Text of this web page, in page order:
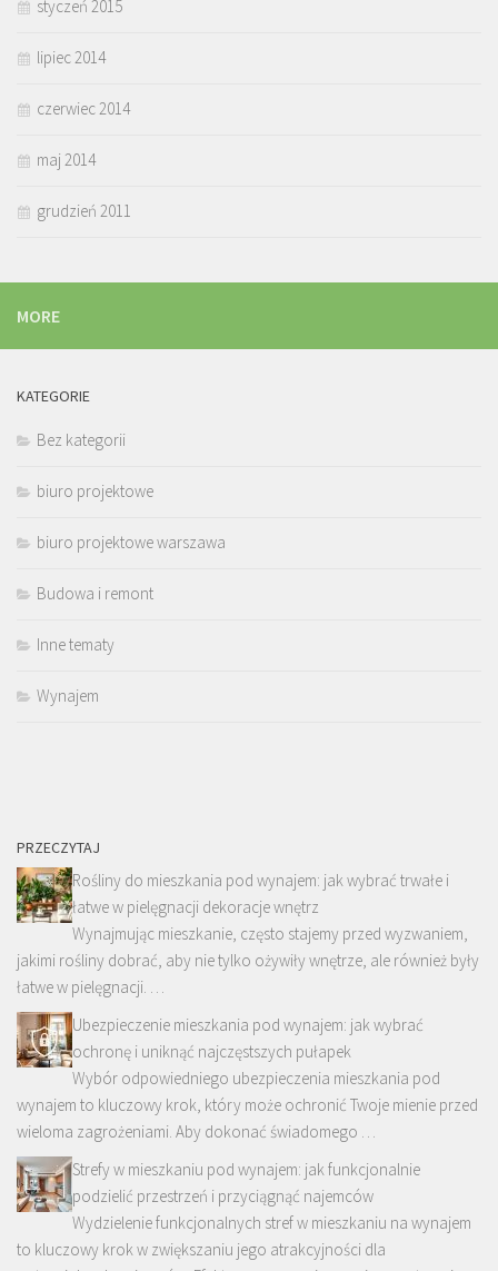
styczeń 2015
lipiec 2014
czerwiec 2014
maj 2014
grudzień 2011
MORE
KATEGORIE
Bez kategorii
biuro projektowe
biuro projektowe warszawa
Budowa i remont
Inne tematy
Wynajem
PRZECZYTAJ
Rośliny do mieszkania pod wynajem: jak wybrać trwałe i
łatwe w pielęgnacji dekoracje wnętrz
Wynajmując mieszkanie, często stajemy przed wyzwaniem,
jakimi rośliny dobrać, aby nie tylko ożywiły wnętrze, ale również były
łatwe w pielęgnacji. …
Ubezpieczenie mieszkania pod wynajem: jak wybrać
ochronę i uniknąć najczęstszych pułapek
Wybór odpowiedniego ubezpieczenia mieszkania pod
wynajem to kluczowy krok, który może ochronić Twoje mienie przed
wieloma zagrożeniami. Aby dokonać świadomego …
Strefy w mieszkaniu pod wynajem: jak funkcjonalnie
podzielić przestrzeń i przyciągnąć najemców
Wydzielenie funkcjonalnych stref w mieszkaniu na wynajem
to kluczowy krok w zwiększaniu jego atrakcyjności dla